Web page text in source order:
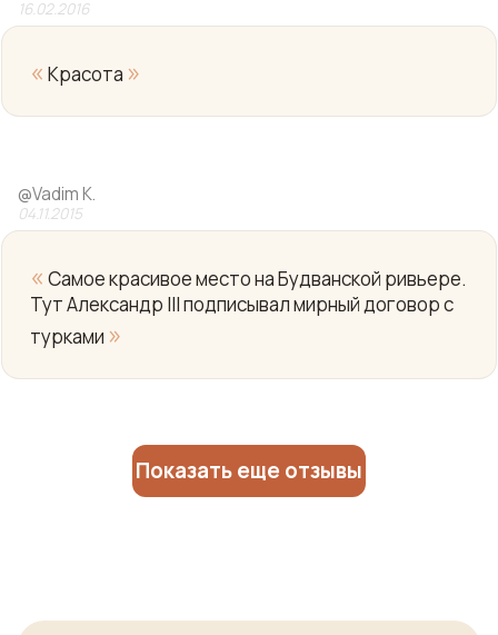
16.02.2016
« Красота »
@Vadim K.
04.11.2015
« Самое красивое место на Будванской ривьере.
Тут Александр III подписывал мирный договор с
турками »
Показать еще отзывы